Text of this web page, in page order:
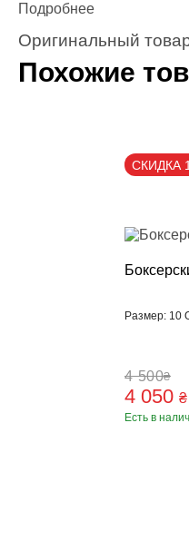
Подробнее
Оригинальный
Похожие
Размер: 10
4 500₴
4 050 ₴
Есть в
СКИДКА